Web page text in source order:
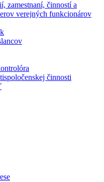
zamestnaní, činností a
verejných funkcionárov
činnosti